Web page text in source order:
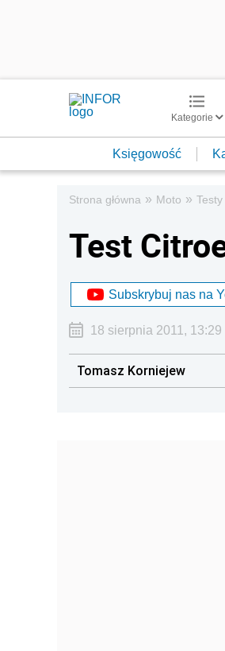
Kategorie
Księgowość
Strona główna » Moto »
Test
Subskrybuj nas na
18 sierpnia 2011, 13:29
Tomasz Korniejew